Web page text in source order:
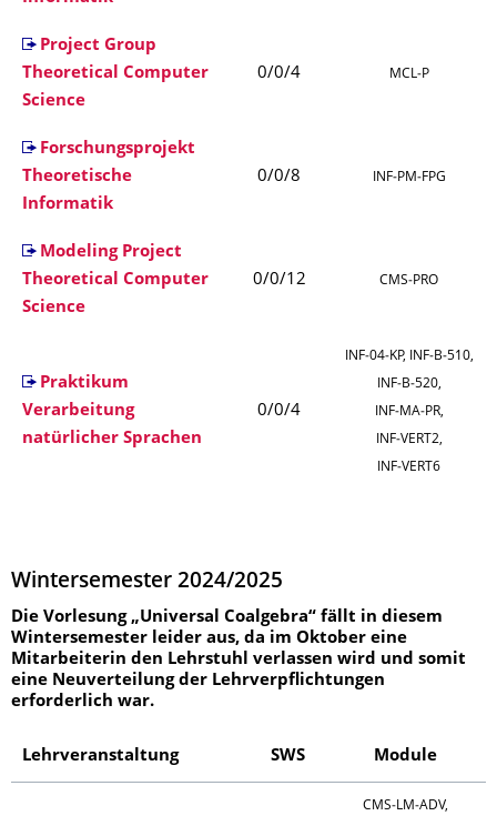
Project Group
Theoretical Computer
Science
0/0/4 MCL‑P
Forschungsprojekt
Theoretische
Informatik
0/0/8 INF‑PM‑FPG
Modeling Project
Theoretical Computer
Science
0/0/12 CMS‑PRO
Praktikum
Verarbeitung
natürlicher Sprachen
0/0/4
INF‑04‑KP, INF‑B‑510,
INF‑B‑520,
INF‑MA‑PR,
INF‑VERT2,
INF‑VERT6
Wintersemester 2024/2025
Die Vorlesung „Universal Coalgebra“ fällt in diesem
Wintersemester leider aus, da im Oktober eine
Mitarbeiterin den Lehrstuhl verlassen wird und somit
eine Neuverteilung der Lehrverpflichtungen
erforderlich war.
Lehrveranstaltung SWS Module
CMS‑LM‑ADV,